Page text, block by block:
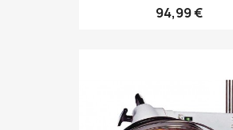
94,99 €